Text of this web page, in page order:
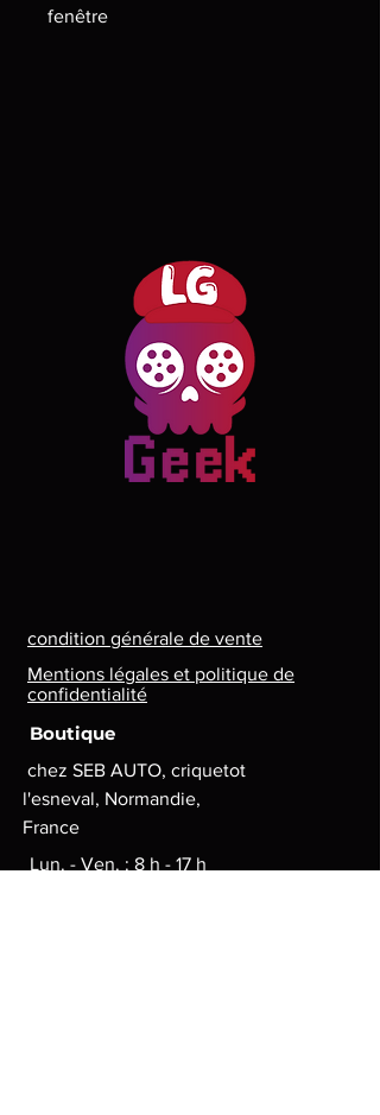
fenêtre
condition générale de vente
Mentions légales et politique de
confidentialité
Boutique
chez SEB AUTO, criquetot
l'esneval, Normandie,
France
Lun. - Ven. : 8 h - 17 h